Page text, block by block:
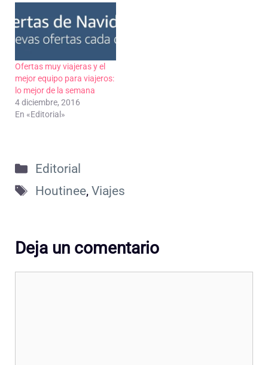
Ofertas muy viajeras y el
mejor equipo para viajeros:
lo mejor de la semana
4 diciembre, 2016
En «Editorial»
Categorías
Editorial
Etiquetas
Houtinee, Viajes
Deja un comentario